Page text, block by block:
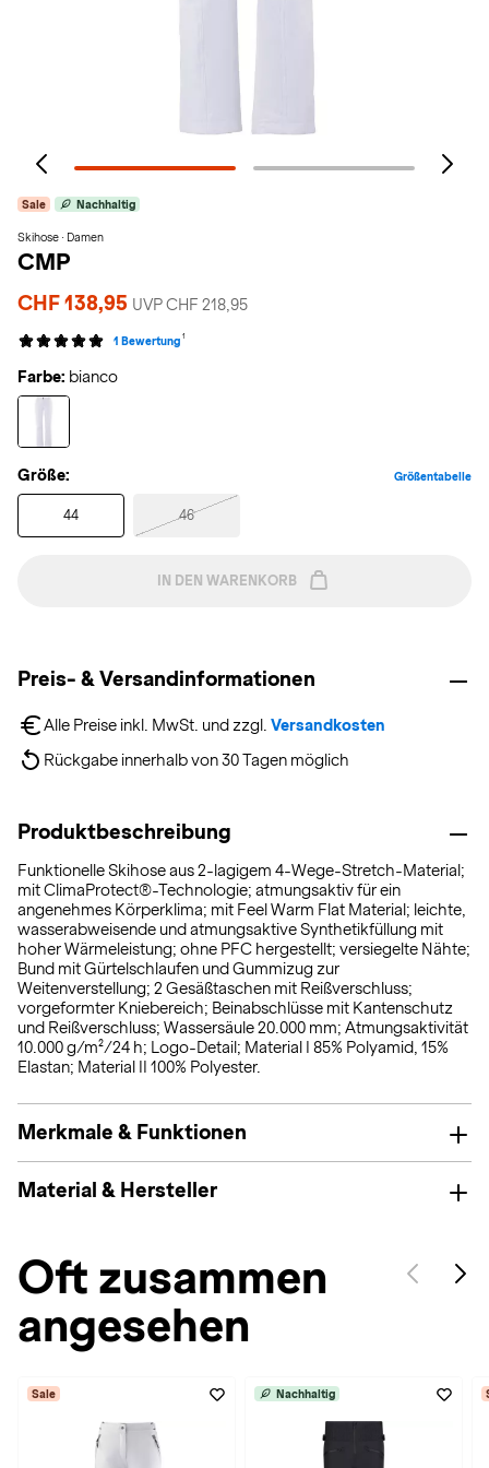
Sale Nachhaltig
Skihose · Damen
CMP
CHF 138,95 UVP CHF 218,95
1 Bewertung 1
Farbe: bianco
Größe: Größentabelle
44 46
IN DEN WARENKORB
Preis- & Versandinformationen
Alle Preise inkl. MwSt. und zzgl. Versandkosten
Rückgabe innerhalb von 30 Tagen möglich
Produktbeschreibung
Funktionelle Skihose aus 2-lagigem 4-Wege-Stretch-Material;
mit ClimaProtect®-Technologie; atmungsaktiv für ein
angenehmes Körperklima; mit Feel Warm Flat Material; leichte,
wasserabweisende und atmungsaktive Synthetikfüllung mit
hoher Wärmeleistung; ohne PFC hergestellt; versiegelte Nähte;
Bund mit Gürtelschlaufen und Gummizug zur
Weitenverstellung; 2 Gesäßtaschen mit Reißverschluss;
vorgeformter Kniebereich; Beinabschlüsse mit Kantenschutz
und Reißverschluss; Wassersäule 20.000 mm; Atmungsaktivität
10.000 g/m²/24 h; Logo-Detail; Material I 85% Polyamid, 15%
Elastan; Material II 100% Polyester.
Merkmale & Funktionen
Material & Hersteller
Oft zusammen
angesehen
Sale Nachhaltig